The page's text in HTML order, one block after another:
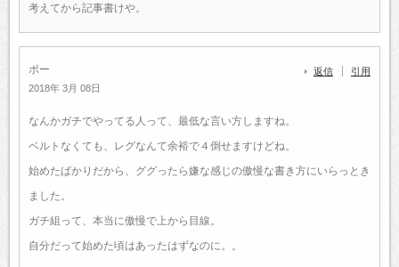
考えてから記事書けや。
ボー
2018年 3月 08日
返信 引用
なんかガチでやってる人って、最低な言い方しますね。
ベルトなくても、レグなんて余裕で４倒せますけどね。
始めたばかりだから、ググったら嫌な感じの傲慢な書き方にいらっとき
ました。
ガチ組って、本当に傲慢で上から目線。
自分だって始めた頃はあったはずなのに。。